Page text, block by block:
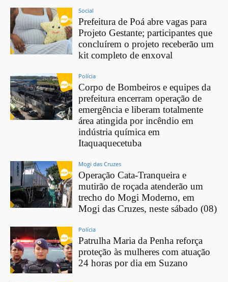
Social
Prefeitura de Poá abre vagas para
Projeto Gestante; participantes que
concluírem o projeto receberão um
kit completo de enxoval
Polícia
Corpo de Bombeiros e equipes da
prefeitura encerram operação de
emergência e liberam totalmente
área atingida por incêndio em
indústria química em
Itaquaquecetuba
Mogi das Cruzes
Operação Cata-Tranqueira e
mutirão de roçada atenderão um
trecho do Mogi Moderno, em
Mogi das Cruzes, neste sábado (08)
Polícia
Patrulha Maria da Penha reforça
proteção às mulheres com atuação
24 horas por dia em Suzano